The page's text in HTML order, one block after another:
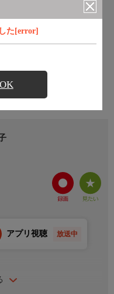
た[error]
OK
アプリ視聴 放送中